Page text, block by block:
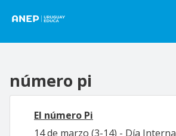
número pi
El número Pi
14 de marzo (3-14) - Día